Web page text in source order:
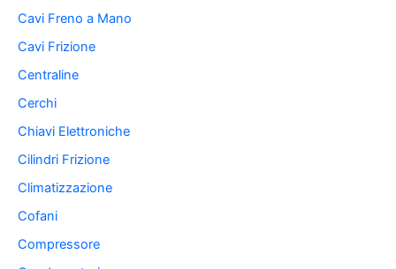
Cavi Freno a Mano
Cavi Frizione
Centraline
Cerchi
Chiavi Elettroniche
Cilindri Frizione
Climatizzazione
Cofani
Compressore